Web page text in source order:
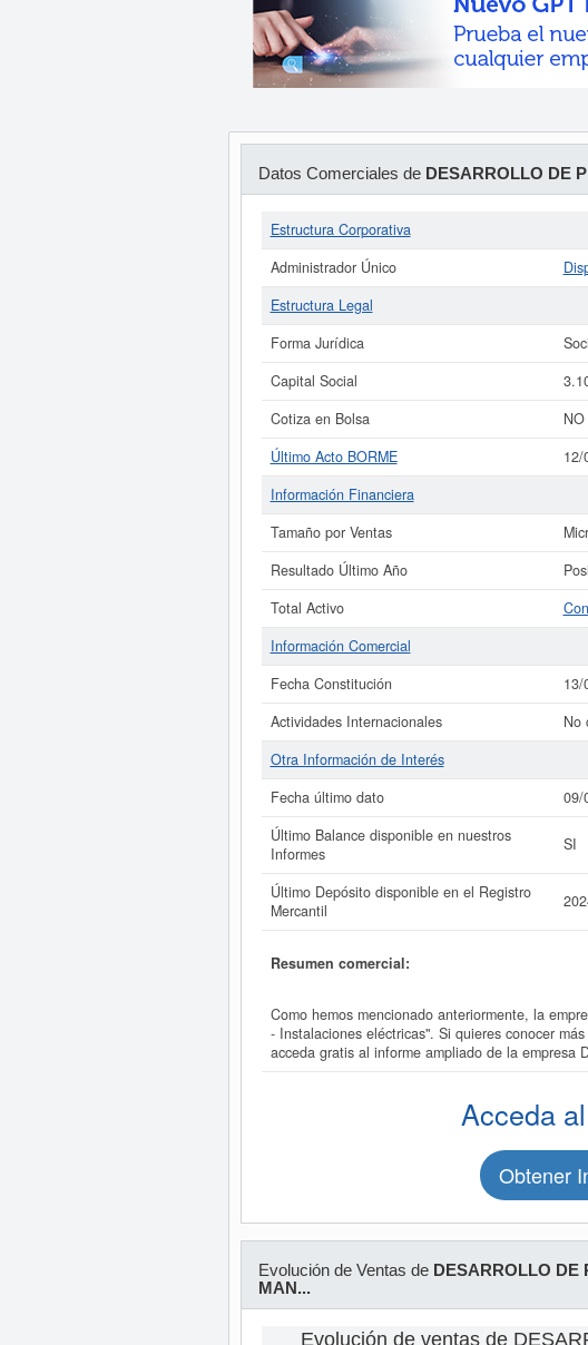
Datos Comerciales de DESARROLLO DE
Estructura Corporativa
Administrador Único
Estructura Legal
Forma Jurídica
Capital Social
Cotiza en Bolsa
NO
Último Acto BORME
12/
Información Financiera
Tamaño por Ventas
Resultado Último Año
Total Activo
Información Comercial
Fecha Constitución
13/
Actividades Internacionales
No
Otra Información de Interés
Fecha último dato
09/
Último Balance disponible en nuestros
Informes
SI
Último Depósito disponible en el Registro
Mercantil
Resumen comercial:
Como hemos mencionado anteriormente, la
- Instalaciones eléctricas". Si quieres conocer
acceda gratis al informe ampliado de la empresa
Acceda al
Obtener
Evolución de Ventas de DESARROLLO DE
MAN...
Evolución de ventas de